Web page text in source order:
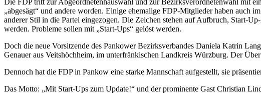
Die FDP tritt zur Abgeordnetenhauswahl und zur Bezirksverordnetenwahl mit
„abgesägt“ und andere worden. Einige ehemalige FDP-Mitglieder haben auch
anderer Stil in die Partei eingezogen. Die Zeichen stehen auf Aufbruch, Start-
werden. Probleme sollen mit „Start-Ups“ gelöst werden.
Doch die neue Vorsitzende des Pankower Bezirksverbandes Daniela Katrin
Genauer aus Veitshöchheim, im unterfränkischen Landkreis Würzburg. Der
Dennoch hat die FDP in Pankow eine starke Mannschaft aufgestellt, sie
Das Motto: „Mit Start-Ups zum Update!“ und der prominente Gast Christian